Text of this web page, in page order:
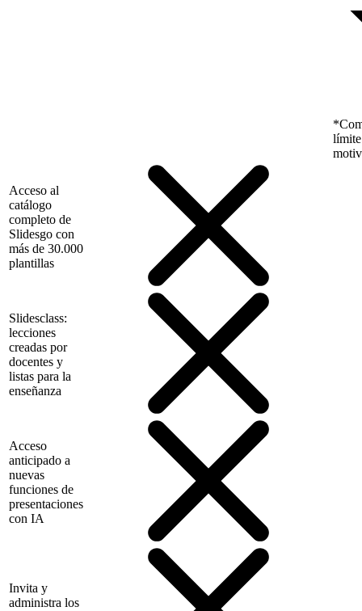
límite
Acceso al
catálogo
completo de
Slidesgo con
más de 30.000
plantillas
Slidesclass:
lecciones
creadas por
docentes y
listas para la
enseñanza
Acceso
anticipado a
nuevas
funciones de
presentaciones
con IA
Invita y
administra los